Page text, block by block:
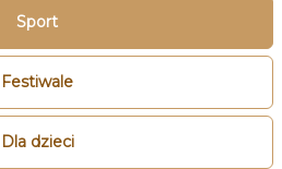
Sport
Festiwale
Dla dzieci